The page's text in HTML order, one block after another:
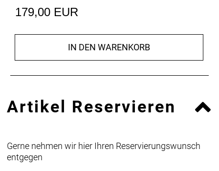
179,00 EUR
IN DEN WARENKORB
Artikel Reservieren
Gerne nehmen wir hier Ihren Reservierungswunsch
entgegen